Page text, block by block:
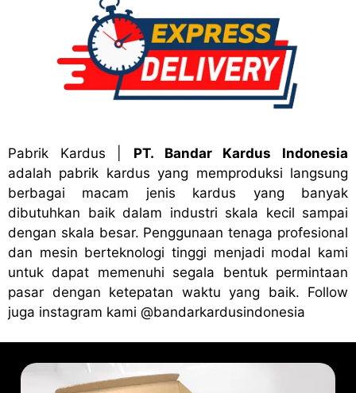
Pabrik Kardus
PT. Bandar Kardus Indonesia
adalah pabrik kardus yang memproduksi langsung
berbagai macam jenis kardus yang banyak
dibutuhkan baik dalam industri skala kecil sampai
dengan skala besar. Penggunaan tenaga profesional
dan mesin berteknologi tinggi menjadi modal kami
untuk dapat memenuhi segala bentuk permintaan
pasar dengan ketepatan waktu yang baik. Follow
juga instagram kami @bandarkardusindonesia